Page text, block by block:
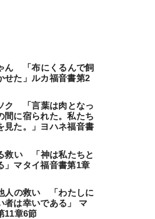
ん 「布にくるんで飼
せた」ルカ福音書第2
ク 「言葉は肉となっ
間に宿られた。私たち
見た。」ヨハネ福音書
救い 「神は私たちと
」マタイ福音書第1章
人の救い 「わたしに
者は幸いである」 マ
11章6節